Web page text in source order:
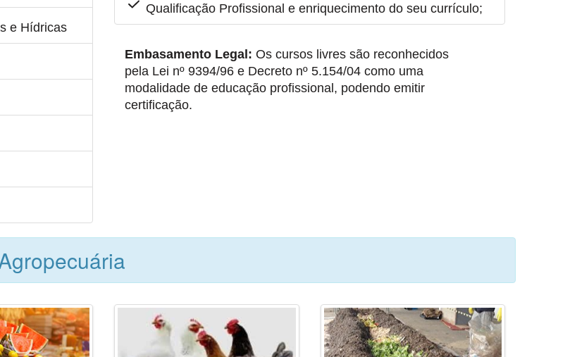
e Hídricas
Qualificação Profissional e enriquecimento do seu currículo;
Embasamento Legal: Os cursos livres são reconhecidos
pela Lei nº 9394/96 e Decreto nº 5.154/04 como uma
modalidade de educação profissional, podendo emitir
certificação.